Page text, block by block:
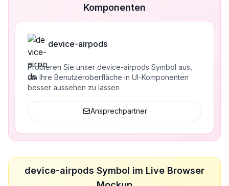
Komponenten
device-airpods
Probieren Sie unser device-airpods Symbol aus,
um Ihre Benutzeroberfläche in UI-Komponenten
besser aussehen zu lassen
Ansprechpartner
device-airpods Symbol im Live Browser